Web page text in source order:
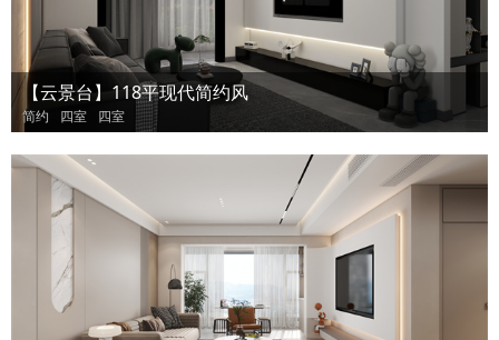
【云景台】118平现代简约风
简约 四室 四室